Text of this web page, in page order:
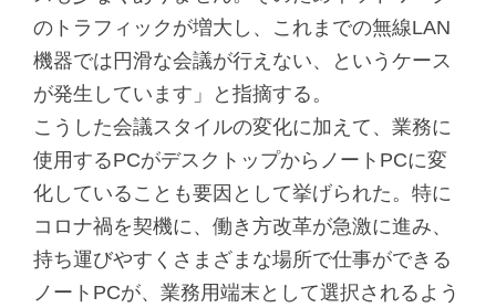
のトラフィックが増大し、これまでの無線LAN
機器では円滑な会議が行えない、というケース
が発生しています」と指摘する。
こうした会議スタイルの変化に加えて、業務に
使用するPCがデスクトップからノートPCに変
化していることも要因として挙げられた。特に
コロナ禍を契機に、働き方改革が急激に進み、
持ち運びやすくさまざまな場所で仕事ができる
ノートPCが、業務用端末として選択されるよう